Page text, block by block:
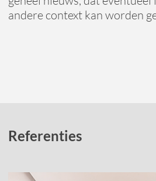
andere context kan worden
Referenties